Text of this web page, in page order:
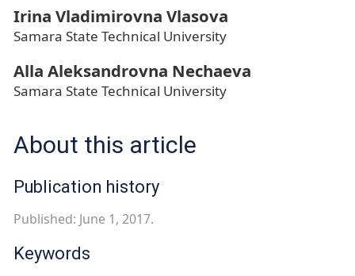
Irina Vladimirovna Vlasova
Samara State Technical University
Alla Aleksandrovna Nechaeva
Samara State Technical University
About this article
Publication history
Published: June 1, 2017.
Keywords